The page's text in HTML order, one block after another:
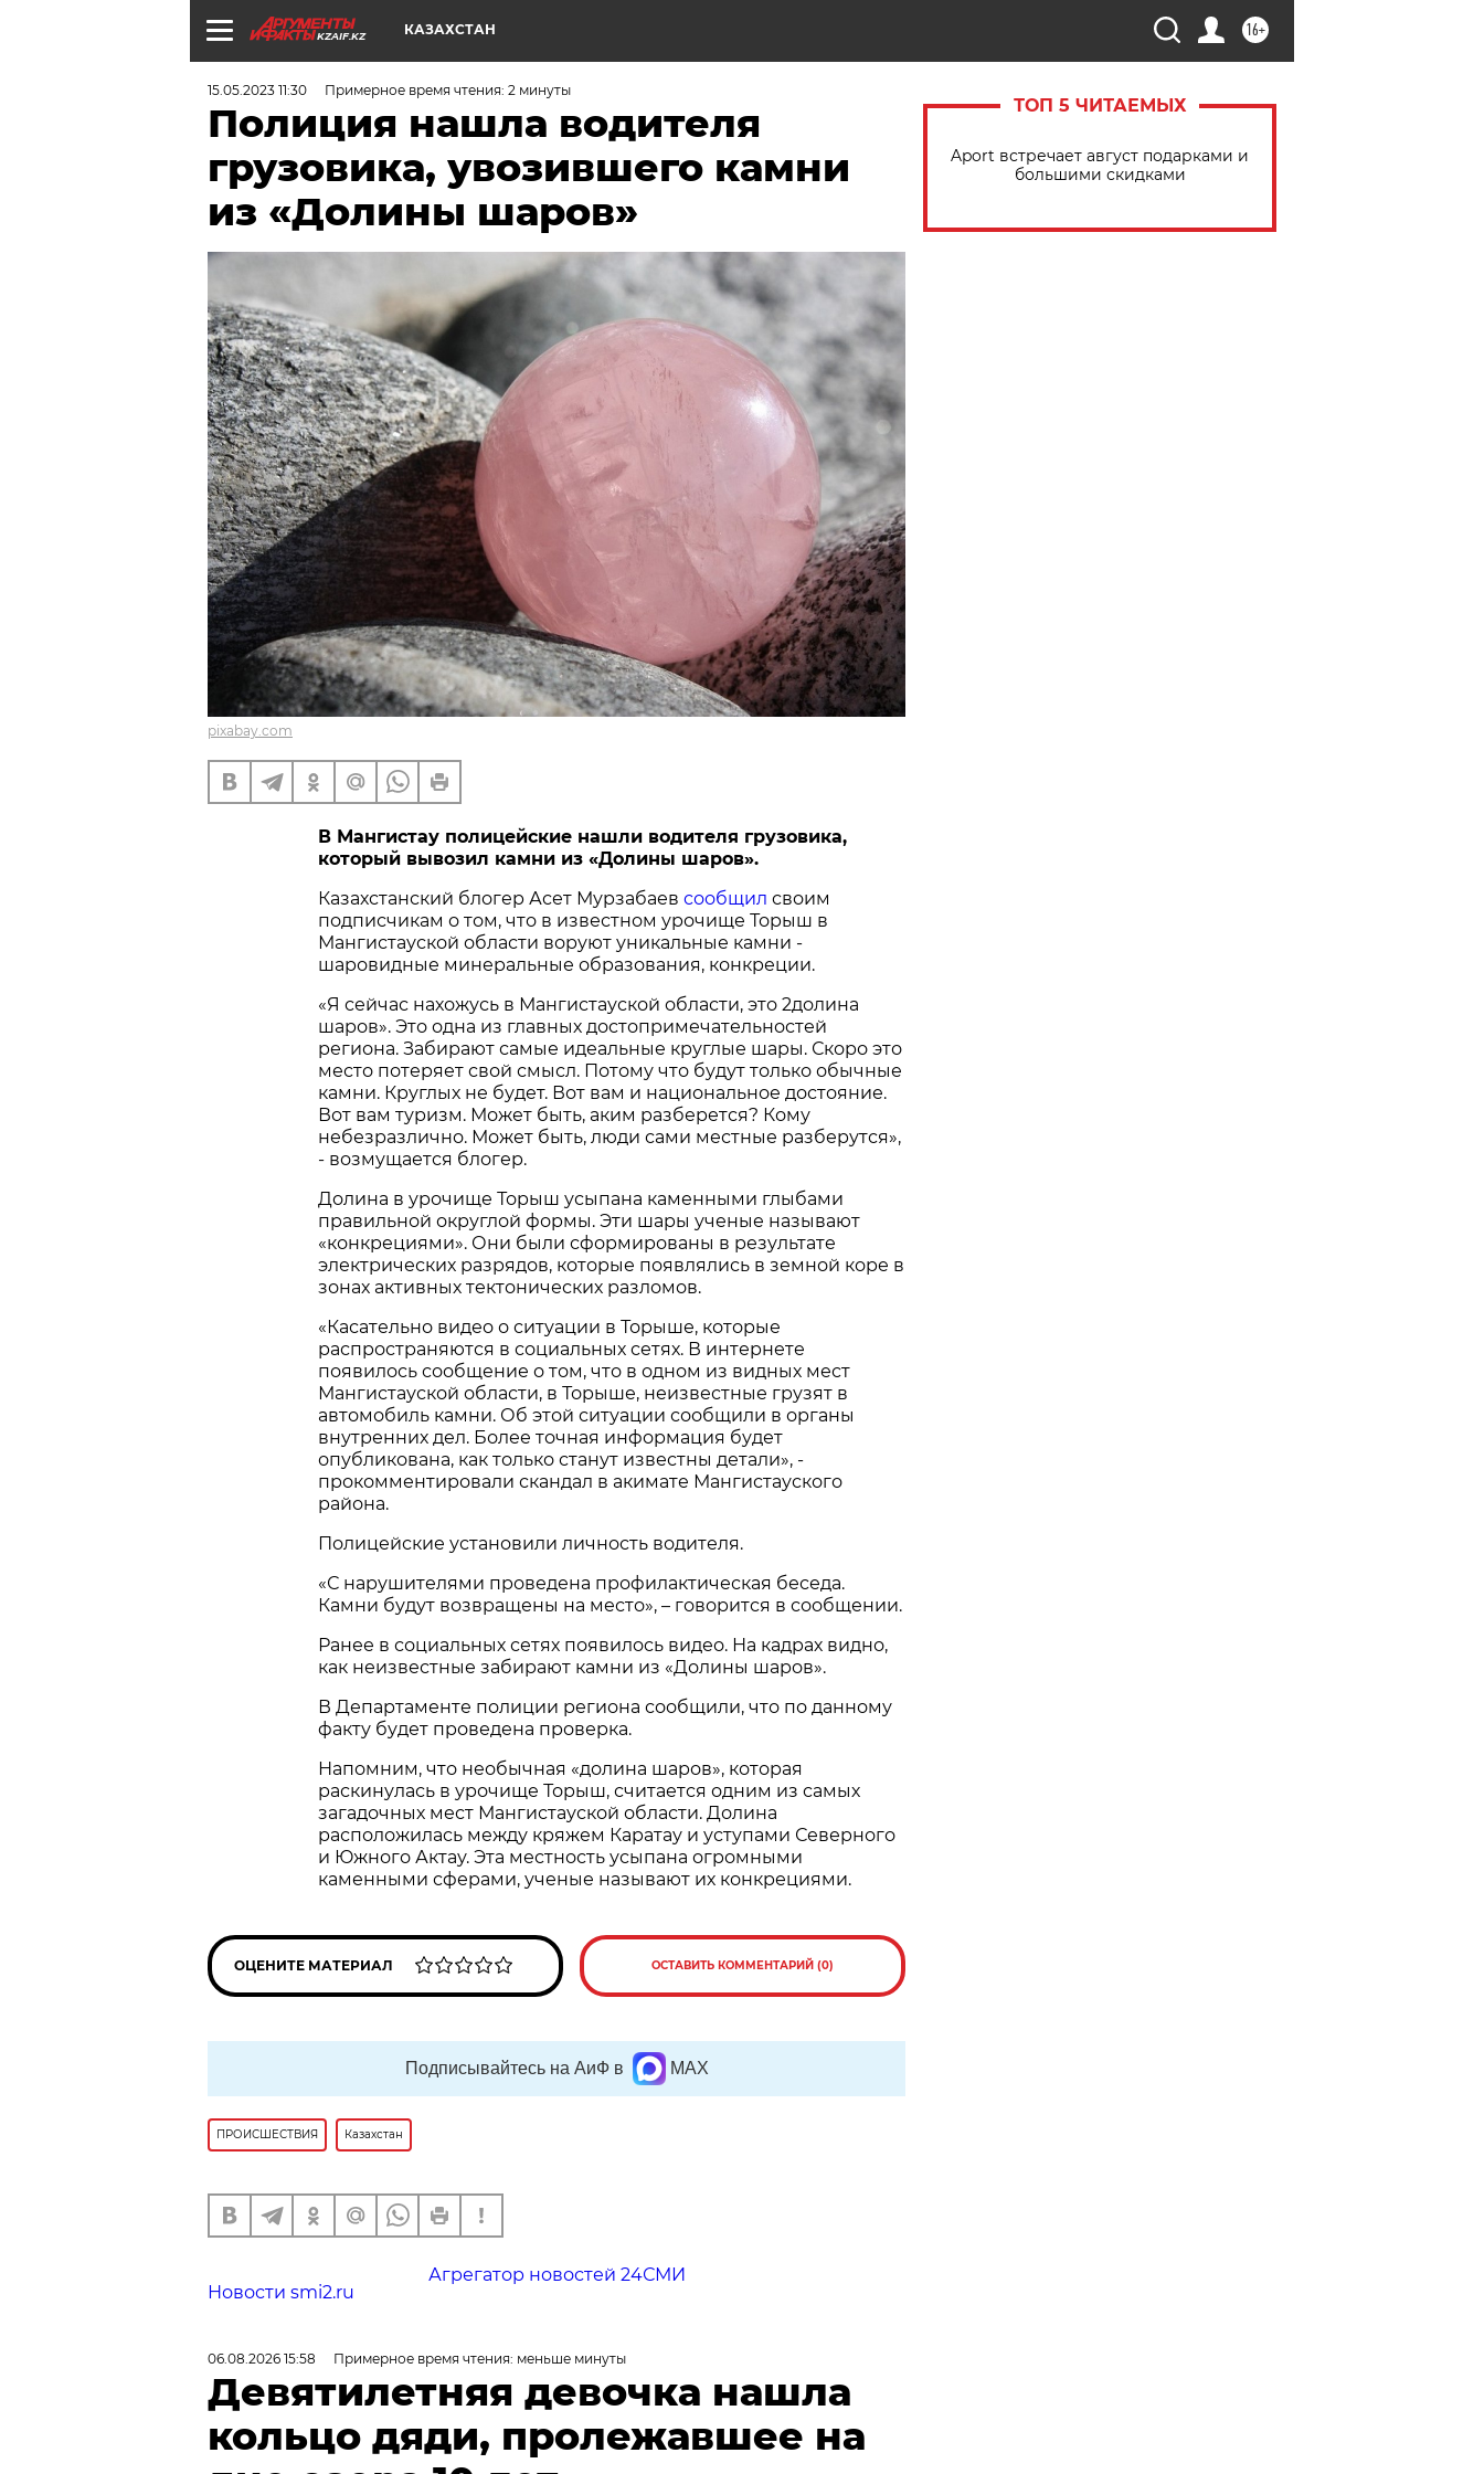
KZAIF.KZ 16+
КАЗАХСТАН
15.05.2023 11:30 Примерное время чтения: 2 минуты
Полиция нашла водителя
грузовика, увозившего камни
из «Долины шаров»
pixabay.com
В Мангистау полицейские нашли водителя грузовика,
который вывозил камни из «Долины шаров».
Казахстанский блогер Асет Мурзабаев сообщил своим
подписчикам о том, что в известном урочище Торыш в
Мангистауской области воруют уникальные камни -
шаровидные минеральные образования, конкреции.
«Я сейчас нахожусь в Мангистауской области, это 2долина
шаров». Это одна из главных достопримечательностей
региона. Забирают самые идеальные круглые шары. Скоро это
место потеряет свой смысл. Потому что будут только обычные
камни. Круглых не будет. Вот вам и национальное достояние.
Вот вам туризм. Может быть, аким разберется? Кому
небезразлично. Может быть, люди сами местные разберутся»,
- возмущается блогер.
Долина в урочище Торыш усыпана каменными глыбами
правильной округлой формы. Эти шары ученые называют
«конкрециями». Они были сформированы в результате
электрических разрядов, которые появлялись в земной коре в
зонах активных тектонических разломов.
«Касательно видео о ситуации в Торыше, которые
распространяются в социальных сетях. В интернете
появилось сообщение о том, что в одном из видных мест
Мангистауской области, в Торыше, неизвестные грузят в
автомобиль камни. Об этой ситуации сообщили в органы
внутренних дел. Более точная информация будет
опубликована, как только станут известны детали», -
прокомментировали скандал в акимате Мангистауского
района.
Полицейские установили личность водителя.
«С нарушителями проведена профилактическая беседа.
Камни будут возвращены на место», – говорится в сообщении.
Ранее в социальных сетях появилось видео. На кадрах видно,
как неизвестные забирают камни из «Долины шаров».
В Департаменте полиции региона сообщили, что по данному
факту будет проведена проверка.
Напомним, что необычная «долина шаров», которая
раскинулась в урочище Торыш, считается одним из самых
загадочных мест Мангистауской области. Долина
расположилась между кряжем Каратау и уступами Северного
и Южного Актау. Эта местность усыпана огромными
каменными сферами, ученые называют их конкрециями.
ОЦЕНИТЕ МАТЕРИАЛ ОСТАВИТЬ КОММЕНТАРИЙ (0)
Подписывайтесь на АиФ в MAX
ПРОИСШЕСТВИЯ Казахстан
Агрегатор новостей 24СМИ
Новости smi2.ru
ТОП 5 ЧИТАЕМЫХ
Aport встречает август подарками и
большими скидками
06.08.2026 15:58 Примерное время чтения: меньше минуты
Девятилетняя девочка нашла
кольцо дяди, пролежавшее на